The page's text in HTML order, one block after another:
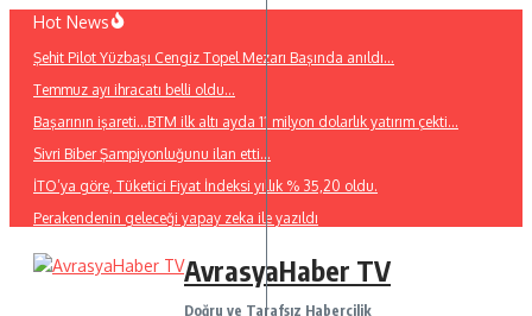
İçeriğe
Hot News
Şehit Pilot Yüzbaşı Cengiz Topel Mezarı Başında anıldı…
Temmuz ayı ihracatı belli oldu…
Başarının işareti…BTM ilk altı ayda 11 milyon dolarlık yatırım çekti…
Sivri Biber Şampiyonluğunu ilan etti…
İTO’ya göre, Tüketici Fiyat İndeksi yıllık % 35,20 oldu.
Perakendenin geleceği yapay zeka ile yazıldı
AvrasyaHaber TV
Doğru ve Tarafsız Habercilik